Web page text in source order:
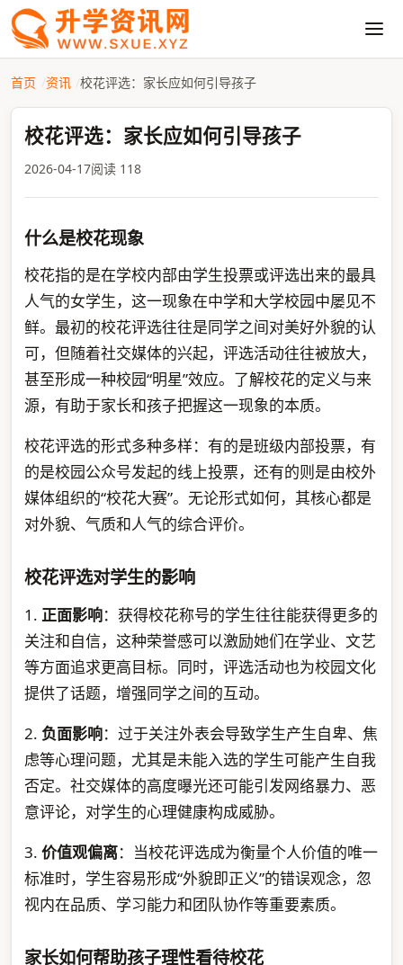
首页 资讯 校花评选：家长应如何引导孩子
校花评选：家长应如何引导孩子
2026-04-17阅读 118
什么是校花现象
校花指的是在学校内部由学生投票或评选出来的最具
人气的女学生，这一现象在中学和大学校园中屡见不
鲜。最初的校花评选往往是同学之间对美好外貌的认
可，但随着社交媒体的兴起，评选活动往往被放大，
甚至形成一种校园“明星”效应。了解校花的定义与来
源，有助于家长和孩子把握这一现象的本质。
校花评选的形式多种多样：有的是班级内部投票，有
的是校园公众号发起的线上投票，还有的则是由校外
媒体组织的“校花大赛”。无论形式如何，其核心都是
对外貌、气质和人气的综合评价。
校花评选对学生的影响
1. 正面影响：获得校花称号的学生往往能获得更多的
关注和自信，这种荣誉感可以激励她们在学业、文艺
等方面追求更高目标。同时，评选活动也为校园文化
提供了话题，增强同学之间的互动。
2. 负面影响：过于关注外表会导致学生产生自卑、焦
虑等心理问题，尤其是未能入选的学生可能产生自我
否定。社交媒体的高度曝光还可能引发网络暴力、恶
意评论，对学生的心理健康构成威胁。
3. 价值观偏离：当校花评选成为衡量个人价值的唯一
标准时，学生容易形成“外貌即正义”的错误观念，忽
视内在品质、学习能力和团队协作等重要素质。
家长如何帮助孩子理性看待校花